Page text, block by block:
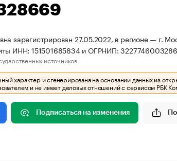
зарегистрирован 27.05.2022, в регионе — г.
ИНН: 151501685834 и ОГРНИП:
источников.
характер и сгенерирована на основании данных из
и не имеет деловых отношений с сервисом РБК
Подписаться на изменения